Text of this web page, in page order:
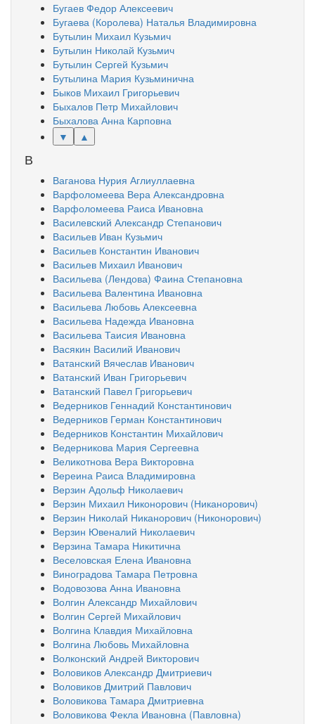
Бугаев Федор Алексеевич
Бугаева (Королева) Наталья Владимировна
Бутылин Михаил Кузьмич
Бутылин Николай Кузьмич
Бутылин Сергей Кузьмич
Бутылина Мария Кузьминична
Быков Михаил Григорьевич
Быхалов Петр Михайлович
Быхалова Анна Карповна
▼
▲
В
Ваганова Нурия Аглиуллаевна
Варфоломеева Вера Александровна
Варфоломеева Раиса Ивановна
Василевский Александр Степанович
Васильев Иван Кузьмич
Васильев Константин Иванович
Васильев Михаил Иванович
Васильева (Лендова) Фаина Степановна
Васильева Валентина Ивановна
Васильева Любовь Алексеевна
Васильева Надежда Ивановна
Васильева Таисия Ивановна
Васякин Василий Иванович
Ватанский Вячеслав Иванович
Ватанский Иван Григорьевич
Ватанский Павел Григорьевич
Ведерников Геннадий Константинович
Ведерников Герман Константинович
Ведерников Константин Михайлович
Ведерникова Мария Сергеевна
Великотнова Вера Викторовна
Вереина Раиса Владимировна
Верзин Адольф Николаевич
Верзин Михаил Никонорович (Никанорович)
Верзин Николай Никанорович (Никонорович)
Верзин Ювеналий Николаевич
Верзина Тамара Никитична
Веселовская Елена Ивановна
Виноградова Тамара Петровна
Водовозова Анна Ивановна
Волгин Александр Михайлович
Волгин Сергей Михайлович
Волгина Клавдия Михайловна
Волгина Любовь Михайловна
Волконский Андрей Викторович
Воловиков Александр Дмитриевич
Воловиков Дмитрий Павлович
Воловикова Тамара Дмитриевна
Воловикова Фекла Ивановна (Павловна)